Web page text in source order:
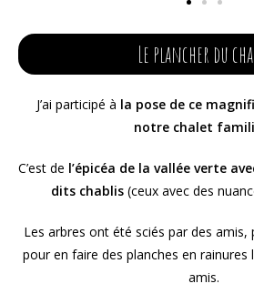
Le plancher du
J’ai participé à la pose de ce
notre chalet
C’est de l’épicéa de la vallée verte
dits chablis (ceux avec des
Les arbres ont été sciés par des amis,
pour en faire des planches en rainures
amis.